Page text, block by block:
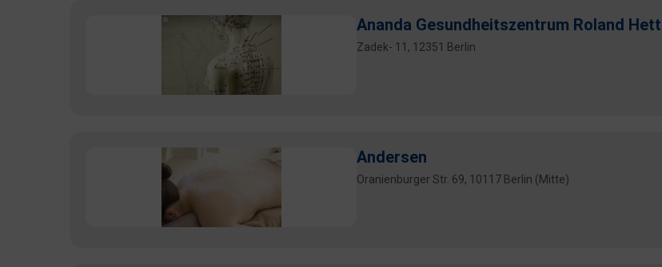
Ananda Gesundheitszentrum Roland
Zadek- 11, 12351 Berlin
Andersen
Oranienburger Str. 69, 10117 Berlin (Mitte)